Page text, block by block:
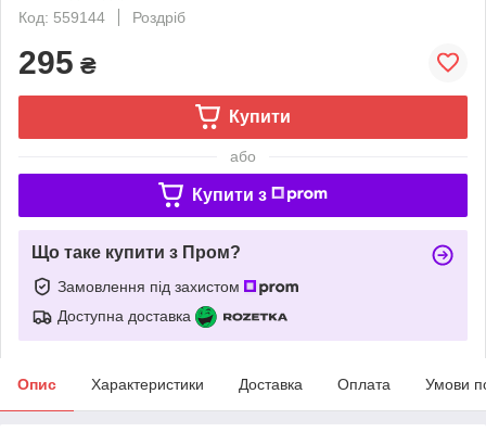
Код: 559144
Роздріб
295 ₴
Купити
або
Купити з
Що таке купити з Пром?
Замовлення під захистом
Доступна доставка
Опис Характеристики Доставка Оплата Умови